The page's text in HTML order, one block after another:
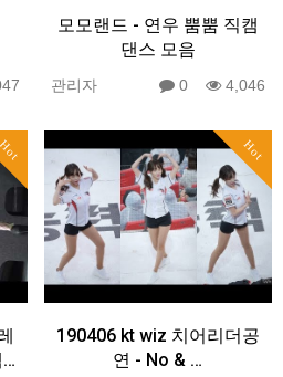
모모랜드 - 연우 뿜뿜 직캠
댄스 모음
관리자 0 4,046
Hot
…
Hot
190406 kt wiz 치어리더공
연 - No & …